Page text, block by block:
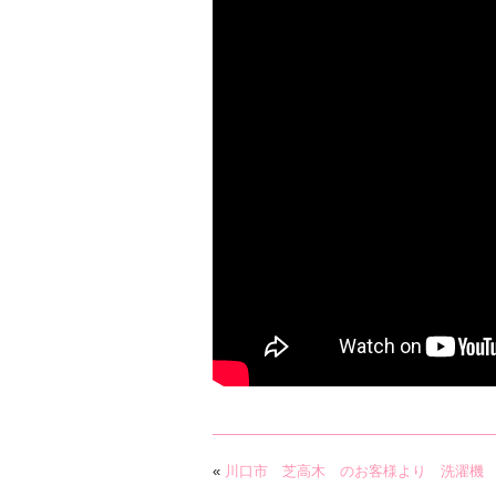
« 川口市 芝高木 のお客様より 洗濯機